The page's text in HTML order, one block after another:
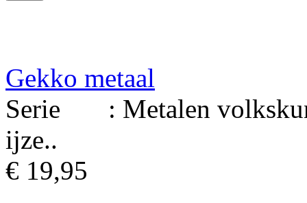
Gekko metaal
Serie : Metalen
ijze..
€ 19,95